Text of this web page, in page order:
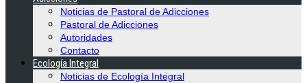
Noticias de Pastoral de Adicciones
Pastoral de Adicciones
Autoridades
Contacto
Ecología Integral
Noticias de Ecología Integral